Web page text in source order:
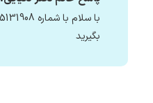
بگیرید